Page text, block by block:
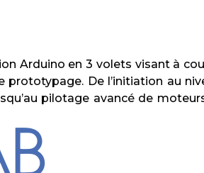
Arduino en 3 volets visant à
De l’initiation au
pilotage avancé de